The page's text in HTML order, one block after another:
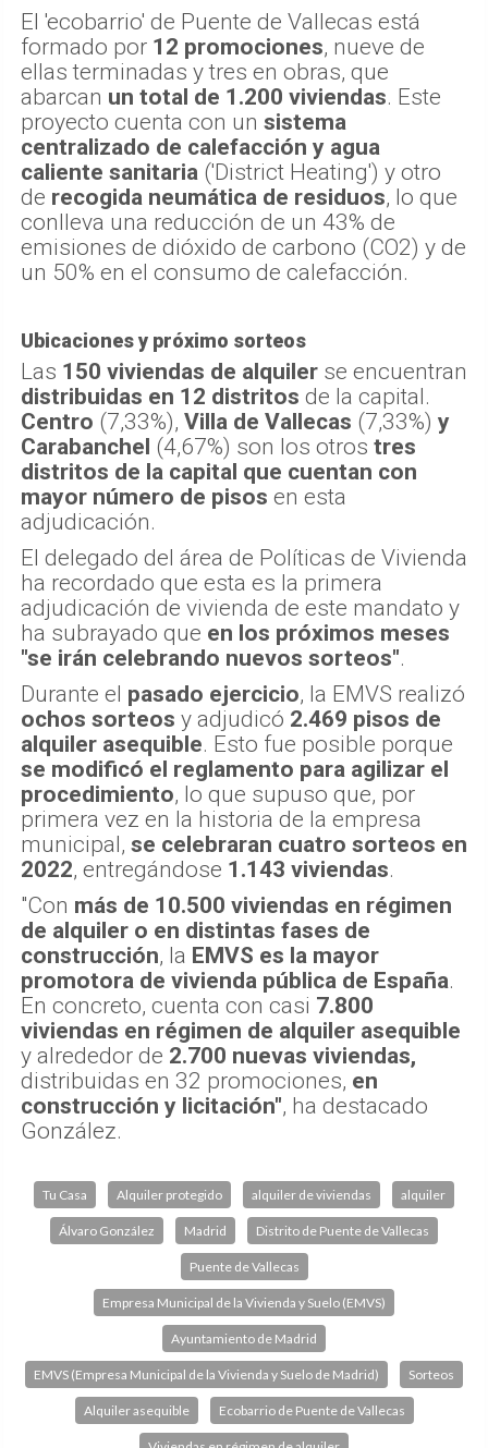
El 'ecobarrio' de Puente de Vallecas está
formado por 12 promociones, nueve de
ellas terminadas y tres en obras, que
abarcan un total de 1.200 viviendas. Este
proyecto cuenta con un sistema
centralizado de calefacción y agua
caliente sanitaria ('District Heating') y otro
de recogida neumática de residuos, lo que
conlleva una reducción de un 43% de
emisiones de dióxido de carbono (CO2) y de
un 50% en el consumo de calefacción.
Ubicaciones y próximo sorteos
Las 150 viviendas de alquiler se encuentran
distribuidas en 12 distritos de la capital.
Centro (7,33%), Villa de Vallecas (7,33%) y
Carabanchel (4,67%) son los otros tres
distritos de la capital que cuentan con
mayor número de pisos en esta
adjudicación.
El delegado del área de Políticas de Vivienda
ha recordado que esta es la primera
adjudicación de vivienda de este mandato y
ha subrayado que en los próximos meses
"se irán celebrando nuevos sorteos".
Durante el pasado ejercicio, la EMVS realizó
ochos sorteos y adjudicó 2.469 pisos de
alquiler asequible. Esto fue posible porque
se modificó el reglamento para agilizar el
procedimiento, lo que supuso que, por
primera vez en la historia de la empresa
municipal, se celebraran cuatro sorteos en
2022, entregándose 1.143 viviendas.
"Con más de 10.500 viviendas en régimen
de alquiler o en distintas fases de
construcción, la EMVS es la mayor
promotora de vivienda pública de España.
En concreto, cuenta con casi 7.800
viviendas en régimen de alquiler asequible
y alrededor de 2.700 nuevas viviendas,
distribuidas en 32 promociones, en
construcción y licitación", ha destacado
González.
Tu Casa Alquiler protegido alquiler de viviendas alquiler
Álvaro González Madrid Distrito de Puente de Vallecas
Puente de Vallecas
Empresa Municipal de la Vivienda y Suelo (EMVS)
Ayuntamiento de Madrid
EMVS (Empresa Municipal de la Vivienda y Suelo de Madrid) Sorteos
Alquiler asequible Ecobarrio de Puente de Vallecas